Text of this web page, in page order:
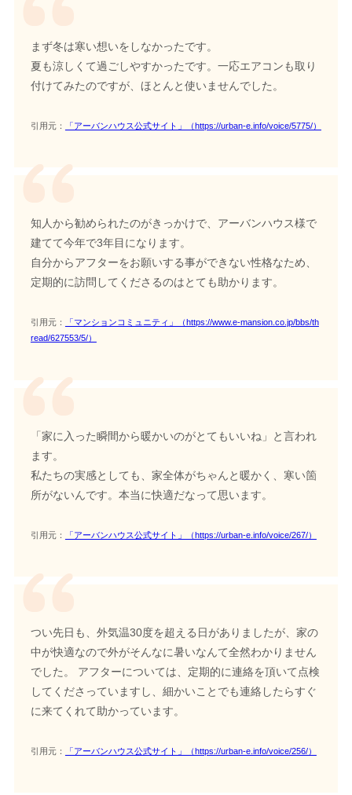
まず冬は寒い想いをしなかったです。
夏も涼しくて過ごしやすかったです。一応エアコンも取り
付けてみたのですが、ほとんと使いませんでした。
引用元： 「アーバンハウス公式サイト」（https://urban-e.info/voice/5775/）
知人から勧められたのがきっかけで、アーバンハウス様で
建てて今年で3年目になります。
自分からアフターをお願いする事ができない性格なため、
定期的に訪問してくださるのはとても助かります。
引用元：
「マンションコミュニティ」（https://www.e-mansion.co.jp/bbs/th
read/627553/5/）
「家に入った瞬間から暖かいのがとてもいいね」と言われ
ます。
私たちの実感としても、家全体がちゃんと暖かく、寒い箇
所がないんです。本当に快適だなって思います。
引用元： 「アーバンハウス公式サイト」（https://urban-e.info/voice/267/）
つい先日も、外気温30度を超える日がありましたが、家の
中が快適なので外がそんなに暑いなんて全然わかりません
でした。 アフターについては、定期的に連絡を頂いて点検
してくださっていますし、細かいことでも連絡したらすぐ
に来てくれて助かっています。
引用元： 「アーバンハウス公式サイト」（https://urban-e.info/voice/256/）